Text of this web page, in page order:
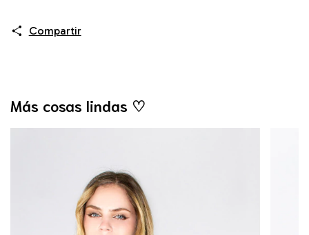
Compartir
Más cosas lindas ♡